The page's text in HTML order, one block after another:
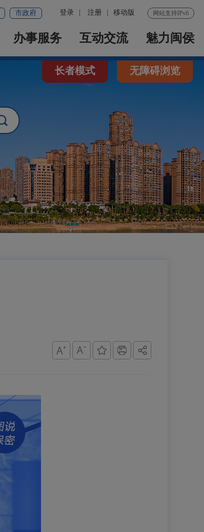
网站支持IPv6
登录 注册 移动版
市政府
办事服务 互动交流 魅力闽侯
长者模式 无障碍浏览